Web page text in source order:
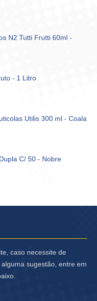
N2 Tutti Frutti 60ml -
- 1 Litro
Utilis 300 ml - Coala
C/ 50 - Nobre
caso necessite de
sugestão, entre em